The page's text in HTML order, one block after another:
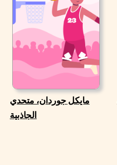
مايكل جوردان، متحدي
الجاذبية